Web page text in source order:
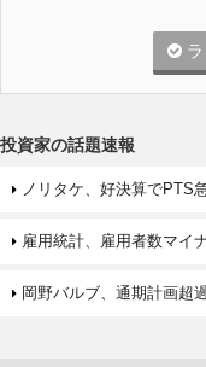
投資家の話題速報
ノリタケ、好決算でPTS
雇用統計、雇用者数マイ
岡野バルブ、通期計画超